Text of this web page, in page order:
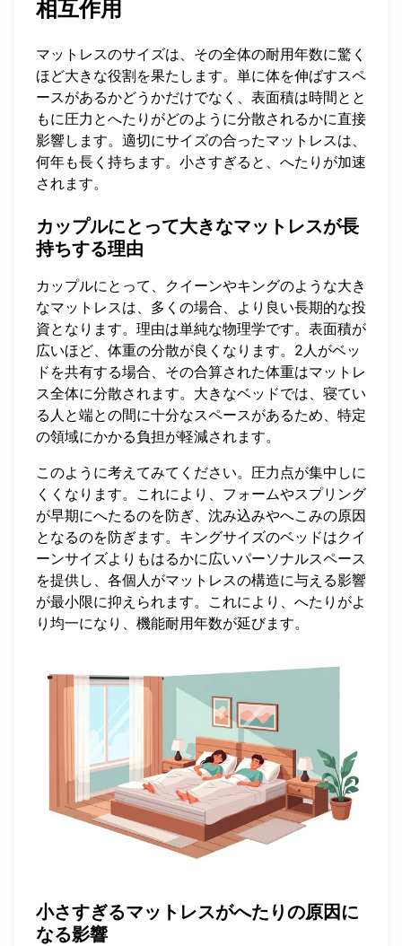
相互作用
マットレスのサイズは、その全体の耐用年数に驚く
ほど大きな役割を果たします。単に体を伸ばすスペ
ースがあるかどうかだけでなく、表面積は時間とと
もに圧力とへたりがどのように分散されるかに直接
影響します。適切にサイズの合ったマットレスは、
何年も長く持ちます。小さすぎると、へたりが加速
されます。
カップルにとって大きなマットレスが長
持ちする理由
カップルにとって、クイーンやキングのような大き
なマットレスは、多くの場合、より良い長期的な投
資となります。理由は単純な物理学です。表面積が
広いほど、体重の分散が良くなります。2人がベッ
ドを共有する場合、その合算された体重はマットレ
ス全体に分散されます。大きなベッドでは、寝てい
る人と端との間に十分なスペースがあるため、特定
の領域にかかる負担が軽減されます。
このように考えてみてください。圧力点が集中しに
くくなります。これにより、フォームやスプリング
が早期にへたるのを防ぎ、沈み込みやへこみの原因
となるのを防ぎます。キングサイズのベッドはクイ
ーンサイズよりもはるかに広いパーソナルスペース
を提供し、各個人がマットレスの構造に与える影響
が最小限に抑えられます。これにより、へたりがよ
り均一になり、機能耐用年数が延びます。
小さすぎるマットレスがへたりの原因に
なる影響